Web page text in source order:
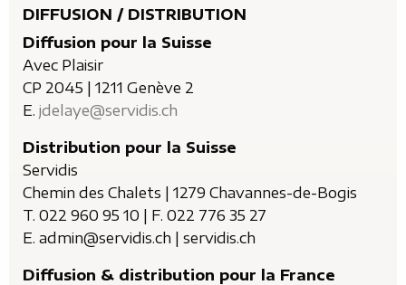
DIFFUSION / DISTRIBUTION
Diffusion pour la Suisse
Avec Plaisir
CP 2045 | 1211 Genève 2
E. jdelaye@servidis.ch
Distribution pour la Suisse
Servidis
Chemin des Chalets | 1279 Chavannes-de-Bogis
T. 022 960 95 10 | F. 022 776 35 27
E. admin@servidis.ch | servidis.ch
Diffusion & distribution pour la France